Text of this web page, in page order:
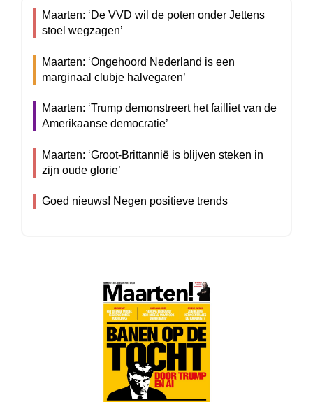
Maarten: ‘De VVD wil de poten onder Jettens
stoel wegzagen’
Maarten: ‘Ongehoord Nederland is een
marginaal clubje halvegaren’
Maarten: ‘Trump demonstreert het failliet van de
Amerikaanse democratie’
Maarten: ‘Groot-Brittannië is blijven steken in
zijn oude glorie’
Goed nieuws! Negen positieve trends